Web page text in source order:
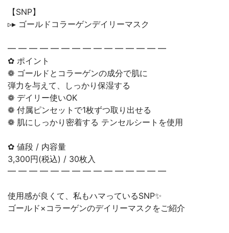
【SNP】
▹▸ ゴールドコラーゲンデイリーマスク
━ ━ ━ ━ ━ ━ ━ ━ ━ ━ ━ ━ ━ ━ ━
✿ ポイント
❁︎ ゴールドとコラーゲンの成分で肌に
弾力を与えて、しっかり保湿する
❁︎ デイリー使いOK
❁︎ 付属ピンセットで1枚ずつ取り出せる
❁ 肌にしっかり密着する テンセルシートを使用
✿ 値段 / 内容量
3,300円(税込) / 30枚入
━ ━ ━ ━ ━ ━ ━ ━ ━ ━ ━ ━ ━ ━ ━
使用感が良くて、私もハマっているSNP✨
ゴールド×コラーゲンのデイリーマスクをご紹介